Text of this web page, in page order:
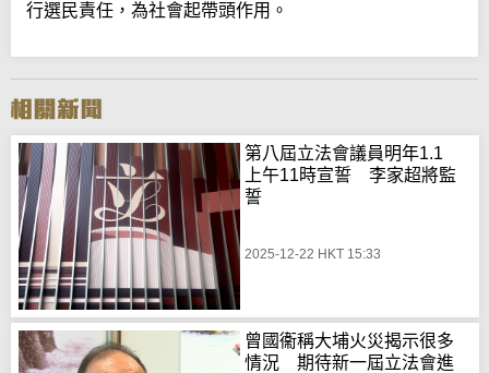
行選民責任，為社會起帶頭作用。
第八屆立法會議員明年1.1
上午11時宣誓 李家超將監
誓
2025-12-22 HKT 15:33
曾國衞稱大埔火災揭示很多
情況 期待新一屆立法會進